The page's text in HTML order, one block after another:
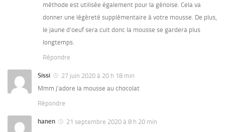
méthode est utilisée également pour la génoise. Cela va
donner une légèreté supplémentaire à votre mousse. De plus,
le jaune d’oeuf sera cuit donc la mousse se gardera plus
longtemps.
Répondre
Sissi
27 juin 2020 à 20 h 18 min
Mmm j’adore la mousse au chocolat
Répondre
hanen
21 septembre 2020 à 8 h 20 min